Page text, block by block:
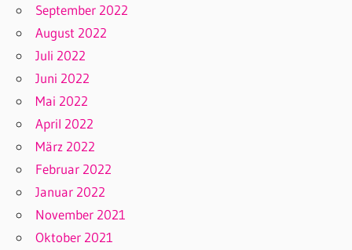
September 2022
August 2022
Juli 2022
Juni 2022
Mai 2022
April 2022
März 2022
Februar 2022
Januar 2022
November 2021
Oktober 2021